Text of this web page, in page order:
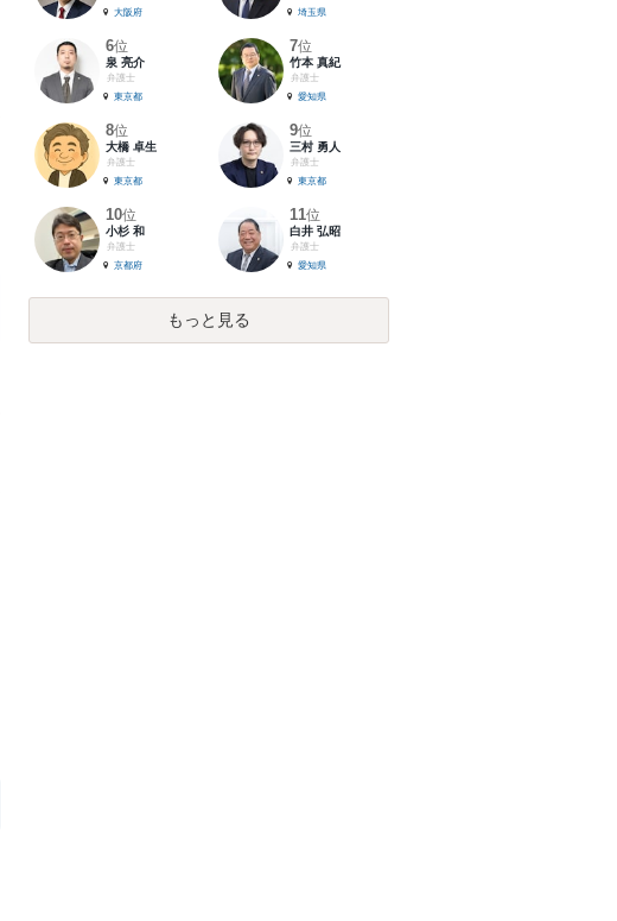
大阪府
埼玉県
6位
泉 亮介
弁護士
東京都
7位
竹本 真紀
弁護士
愛知県
8位
大橋 卓生
弁護士
東京都
9位
三村 勇人
弁護士
東京都
10位
小杉 和
弁護士
京都府
11位
白井 弘昭
弁護士
愛知県
もっと見る